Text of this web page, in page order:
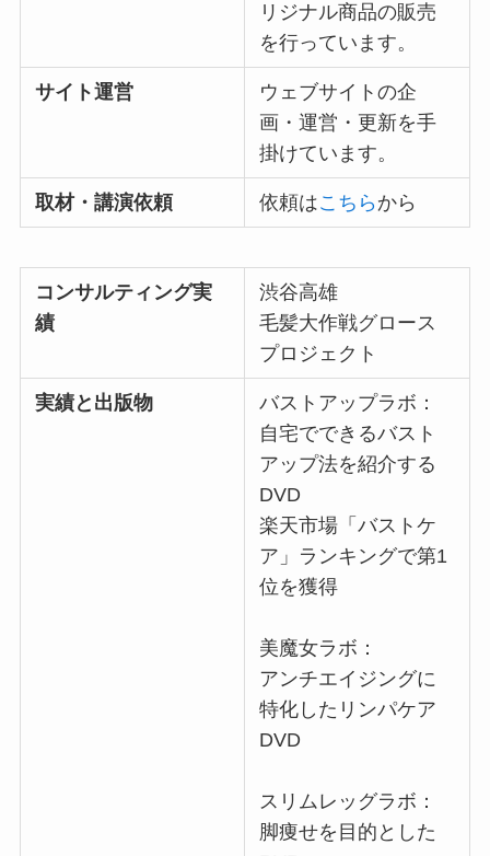
リジナル商品の販売
を行っています。
サイト運営
ウェブサイトの企
画・運営・更新を手
掛けています。
取材・講演依頼 依頼はこちら から
コンサルティング実
績
渋谷高雄
毛髪大作戦グロース
プロジェクト
実績と出版物
バストアップラボ：
自宅でできるバスト
アップ法を紹介する
DVD
楽天市場「バストケ
ア」ランキングで第1
位を獲得
美魔女ラボ：
アンチエイジングに
特化したリンパケア
DVD
スリムレッグラボ：
脚痩せを目的とした